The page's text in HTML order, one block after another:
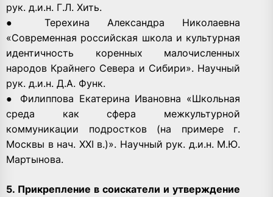
рук. д.и.н. Г.Л. Хить.
● Терехина Александра Николаевна
«Современная российская школа и культурная
идентичность коренных малочисленных
народов Крайнего Севера и Сибири». Научный
рук. д.и.н. Д.А. Функ.
● Филиппова Екатерина Ивановна «Школьная
среда как сфера межкультурной
коммуникации подростков (на примере г.
Москвы в нач. XXI в.)». Научный рук. д.и.н. М.Ю.
Мартынова.
5. Прикрепление в соискатели и утверждение